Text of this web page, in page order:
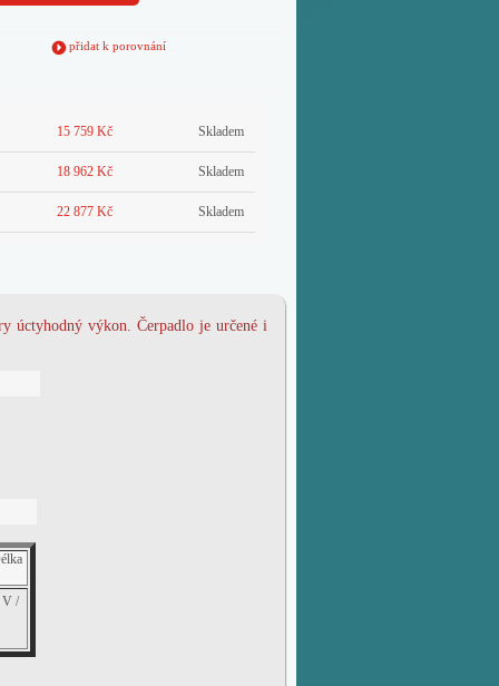
přidat k porovnání
15 759 Kč Skladem
18 962 Kč Skladem
22 877 Kč Skladem
úctyhodný výkon. Čerpadlo je určené i
V /